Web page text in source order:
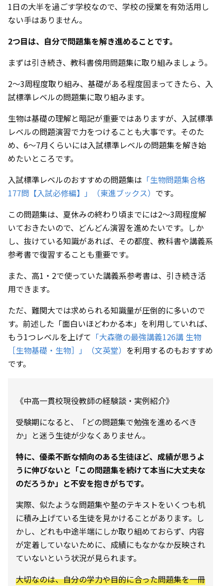
1日の大半を過ごす学校なので、学校の授業を有効活用し
ない手はありません。
2つ目は、自分で問題集を解き進めることです。
まずは引き続き、教科書傍用問題集に取り組みましょう。
2〜3周程度取り組み、基礎がある程度固まってきたら、入
試標準レベルの問題集に取り組みます。
生物は基礎の理解と暗記が重要ではありますが、入試標準
レベルの問題演習で力をつけることも大事です。そのた
め、6〜7月くらいには入試標準レベルの問題集を解き始
めたいところです。
入試標準レベルのおすすめの問題集は 「生物問題集合格
177問【入試必修編】」（東進ブックス） です。
この問題集は、夏休みの終わり頃までには2〜3周程度解
いておきたいので、どんどん演習を進めたいです。しか
し、抜けている知識があれば、その都度、教科書や講義系
参考書で復習することも重要です。
また、高1・2で使っていた講義系参考書は、引き続き活
用できます。
ただ、難関大では求められる知識量が圧倒的に多いので
す。前述した「面白いほどわかる本」を利用していれば、
もう1つレベルを上げて 「大森徹の最強講義126講 生物
［生物基礎・生物］」（文英堂） を利用するのもおすすめ
です。
《中高一貫校現役教師の経験談・実例紹介》
受験期になると、「どの問題集で勉強を進めるべき
か」と迷う生徒が少なくありません。
特に、優柔不断な傾向のある生徒ほど、成績が思うよ
うに伸びないと「この問題集を続けて本当に大丈夫な
のだろうか」と不安を抱きがちです。
実際、似たような問題集や塾のテキストをいくつも机
に積み上げている生徒を見かけることがあります。し
かし、どれも中途半端にしか取り組めておらず、内容
が定着していないために、成績にもなかなか反映され
ていないという状況が見られます。
大切なのは、自分の学力や目的に合った問題集を一冊